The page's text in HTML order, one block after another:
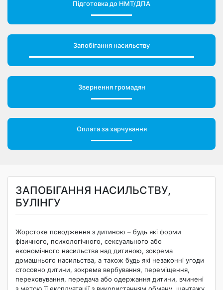
Підготовка до НМТ/ДПА
Запобігання насильству
Звернення громадян
Оплата за харчування
ЗАПОБІГАННЯ НАСИЛЬСТВУ,
БУЛІНГУ
Жорстоке поводження з дитиною – будь які форми
фізичного, психологічного, сексуального або
економічного насильства над дитиною, зокрема
домашнього насильства, а також будь які незаконні угоди
стосовно дитини, зокрема вербування, переміщення,
переховування, передача або одержання дитини, вчинені
з метою її експлуатації з використанням обману, шантажу